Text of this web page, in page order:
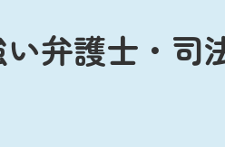
弁護士・司